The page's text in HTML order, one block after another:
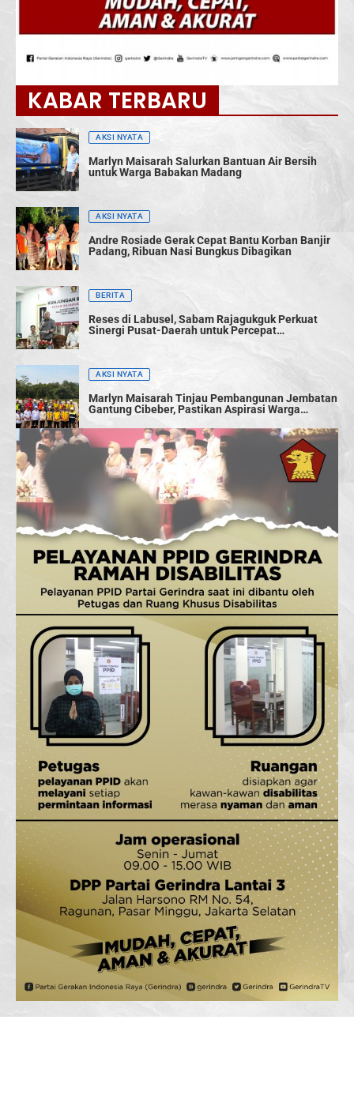
KABAR TERBARU
AKSI NYATA
Marlyn Maisarah Salurkan Bantuan Air Bersih
untuk Warga Babakan Madang
AKSI NYATA
Andre Rosiade Gerak Cepat Bantu Korban Banjir
Padang, Ribuan Nasi Bungkus Dibagikan
BERITA
Reses di Labusel, Sabam Rajagukguk Perkuat
Sinergi Pusat-Daerah untuk Percepat
AKSI NYATA
Marlyn Maisarah Tinjau Pembangunan Jembatan
Gantung Cibeber, Pastikan Aspirasi Warga